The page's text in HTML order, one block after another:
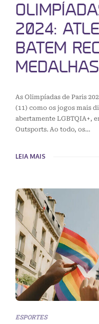
2024:
BATEM
MEDALHAS
As Olimpíadas de Paris
(11) como os jogos mais
abertamente LGBTQIA+,
Outsports. Ao todo, os…
LEIA MAIS
ESPORTES